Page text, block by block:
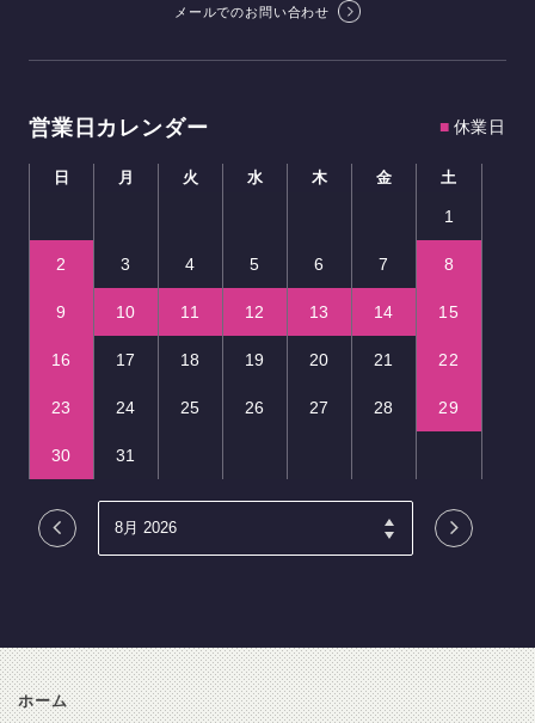
メールでのお問い合わせ
営業日カレンダー ■ 休業日
日 月 火 水 木 金 土
1
2 3 4 5 6 7 8
9 10 11 12 13 14 15
16 17 18 19 20 21 22
23 24 25 26 27 28 29
30 31
ホーム